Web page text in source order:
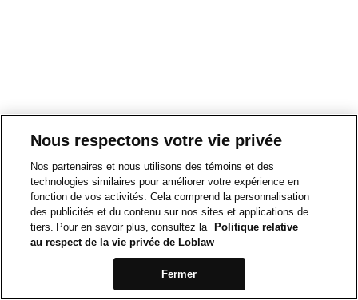
Nous respectons votre vie privée
Nos partenaires et nous utilisons des témoins et des
technologies similaires pour améliorer votre expérience en
fonction de vos activités. Cela comprend la personnalisation
des publicités et du contenu sur nos sites et applications de
tiers. Pour en savoir plus, consultez la
Politique relative
au respect de la vie privée de Loblaw
Fermer